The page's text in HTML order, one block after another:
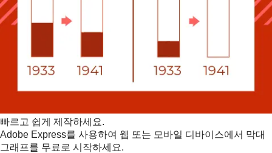
빠르고 쉽게 제작하세요.
Adobe Express를 사용하여 웹 또는 모바일 디바이스에서 막대
그래프를 무료로 시작하세요.